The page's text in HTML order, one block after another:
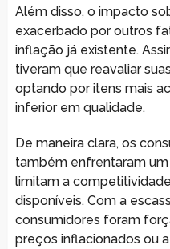
Além disso, o impacto
exacerbado por outros
inflação já existente.
tiveram que reavaliar
optando por itens mais
inferior em qualidade.
De maneira clara, os
também enfrentaram
limitam a
disponíveis. Com a
consumidores foram
preços inflacionados ou